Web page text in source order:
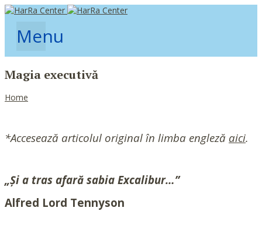
Menu
Magia executivă
Home
*Accesează articolul original în limba engleză aici.
„Și a tras afară sabia Excalibur…”
Alfred Lord Tennyson